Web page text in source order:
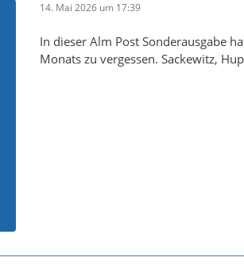
14. Mai 2026 um 17:39
In dieser Alm Post Sonderausgabe
Monats zu vergessen. Sackewitz,